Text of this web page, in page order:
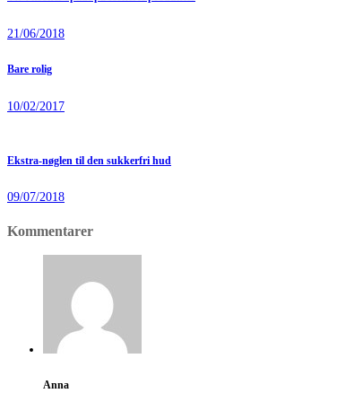
21/06/2018
Bare rolig
10/02/2017
Ekstra-nøglen til den sukkerfri hud
09/07/2018
Kommentarer
Anna